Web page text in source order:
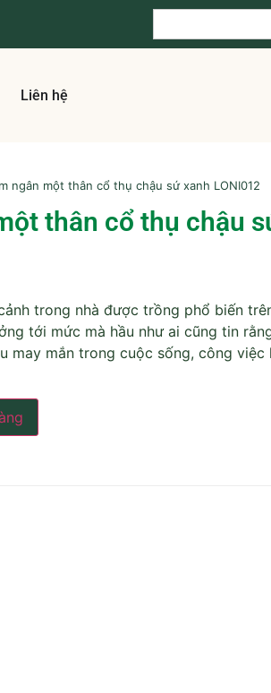
Liên hệ
ngân một thân cổ thụ chậu sứ xanh LONI012
thân cổ thụ chậu
trong nhà được trồng phổ biến
tới mức mà hầu như ai cũng tin
may mắn trong cuộc sống, công việc